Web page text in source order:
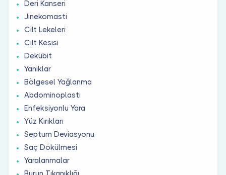
Deri Kanseri
Jinekomasti
Cilt Lekeleri
Cilt Kesisi
Dekübit
Yanıklar
Bölgesel Yağlanma
Abdominoplasti
Enfeksiyonlu Yara
Yüz Kırıkları
Septum Deviasyonu
Saç Dökülmesi
Yaralanmalar